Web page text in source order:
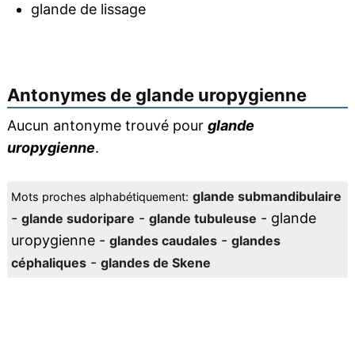
glande de lissage
Antonymes de glande uropygienne
Aucun antonyme trouvé pour glande
uropygienne.
Mots proches alphabétiquement: glande submandibulaire
- glande sudoripare - glande tubuleuse - glande
uropygienne - glandes caudales- glandes
céphaliques- glandes de Skene